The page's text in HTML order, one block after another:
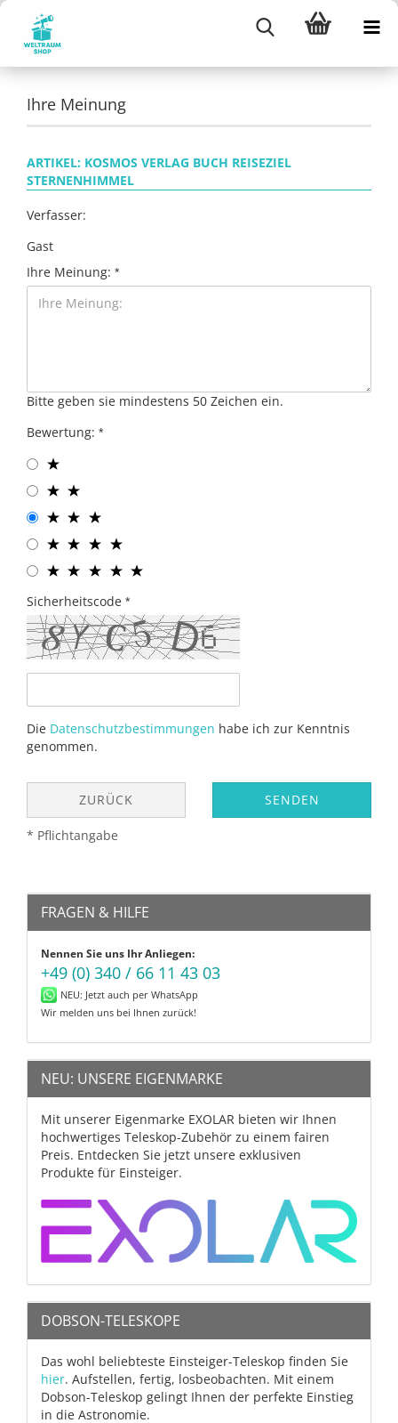
Ihre Meinung
ARTIKEL: KOSMOS VERLAG BUCH REISEZIEL
STERNENHIMMEL
Verfasser:
Gast
Ihre Meinung:
Bitte geben sie mindestens 50 Zeichen ein.
Bewertung:
Sicherheitscode
Die Datenschutzbestimmungen habe ich zur Kenntnis
genommen.
ZURÜCK SENDEN
* Pflichtangabe
FRAGEN & HILFE
Nennen Sie uns Ihr Anliegen:
+49 (0) 340 / 66 11 43 03
NEU: Jetzt auch per WhatsApp
Wir melden uns bei Ihnen zurück!
NEU: UNSERE EIGENMARKE
Mit unserer Eigenmarke EXOLAR bieten wir Ihnen
hochwertiges Teleskop-Zubehör zu einem fairen
Preis. Entdecken Sie jetzt unsere exklusiven
Produkte für Einsteiger.
DOBSON-TELESKOPE
Das wohl beliebteste Einsteiger-Teleskop finden Sie
hier. Aufstellen, fertig, losbeobachten. Mit einem
Dobson-Teleskop gelingt Ihnen der perfekte Einstieg
in die Astronomie.